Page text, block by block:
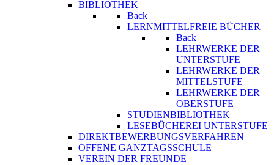
BIBLIOTHEK
Back
LERNMITTELFREIE BÜCHER
Back
LEHRWERKE DER
UNTERSTUFE
LEHRWERKE DER
MITTELSTUFE
LEHRWERKE DER
OBERSTUFE
STUDIENBIBLIOTHEK
LESEBÜCHEREI UNTERSTUFE
DIREKTBEWERBUNGSVERFAHREN
OFFENE GANZTAGSSCHULE
VEREIN DER FREUNDE